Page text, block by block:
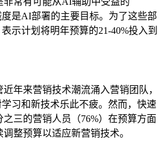
度是AI部署的主要目标。为了这些部
示计划将明年预算的21-40%投入到
年来营销技术潮流涌入营销团队，
习和新技术乐此不疲。然而，快速
三的营销人员（76%）在预算方面
整预算以适应新营销技术。